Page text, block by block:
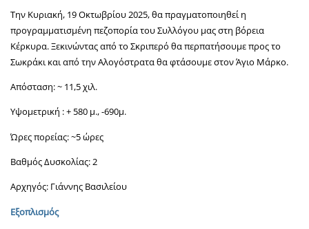
Την Κυριακή, 19 Οκτωβρίου 2025, θα πραγματοποιηθεί η
προγραμματισμένη πεζοπορία του Συλλόγου μας στη βόρεια
Κέρκυρα. Ξεκινώντας από το Σκριπερό θα περπατήσουμε προς το
Σωκράκι και από την Αλογόστρατα θα φτάσουμε στον Άγιο Μάρκο.
Απόσταση: ~ 11,5 χιλ.
Υψομετρική : + 580 μ., -690μ.
Ώρες πορείας: ~5 ώρες
Βαθμός Δυσκολίας: 2
Αρχηγός: Γιάννης Βασιλείου
Εξοπλισμός